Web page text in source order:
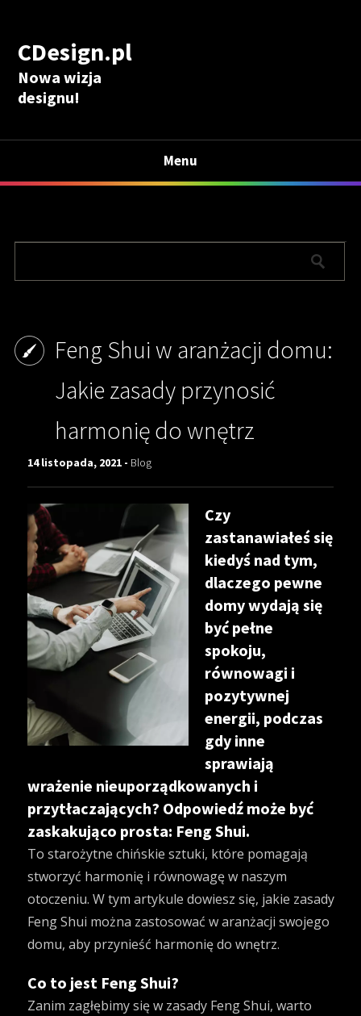
CDesign.pl
Nowa wizja
designu!
Menu
Feng Shui w aranżacji domu:
Jakie zasady przynosić
harmonię do wnętrz
14 listopada, 2021 - Blog
Czy
zastanawiałeś się
kiedyś nad tym,
dlaczego pewne
domy wydają się
być pełne
spokoju,
równowagi i
pozytywnej
energii, podczas
gdy inne
sprawiają
wrażenie nieuporządkowanych i
przytłaczających? Odpowiedź może być
zaskakująco prosta: Feng Shui.
To starożytne chińskie sztuki, które pomagają
stworzyć harmonię i równowagę w naszym
otoczeniu. W tym artykule dowiesz się, jakie zasady
Feng Shui można zastosować w aranżacji swojego
domu, aby przynieść harmonię do wnętrz.
Co to jest Feng Shui?
Zanim zagłębimy się w zasady Feng Shui, warto